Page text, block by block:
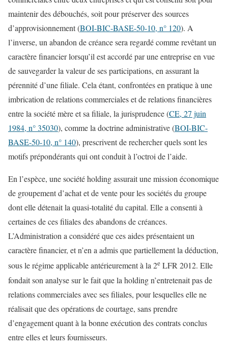
maintenir des débouchés, soit pour préserver des sources
d’approvisionnement (BOI-BIC-BASE-50-10, n° 120). A
l’inverse, un abandon de créance sera regardé comme revêtant un
caractère financier lorsqu’il est accordé par une entreprise en vue
de sauvegarder la valeur de ses participations, en assurant la
pérennité d’une filiale. Cela étant, confrontées en pratique à une
imbrication de relations commerciales et de relations financières
entre la société mère et sa filiale, la jurisprudence (CE, 27 juin
1984, n° 35030), comme la doctrine administrative (BOI-BIC-
BASE-50-10, n° 140), prescrivent de rechercher quels sont les
motifs prépondérants qui ont conduit à l’octroi de l’aide.
En l’espèce, une société holding assurait une mission économique
de groupement d’achat et de vente pour les sociétés du groupe
dont elle détenait la quasi-totalité du capital. Elle a consenti à
certaines de ces filiales des abandons de créances.
L’Administration a considéré que ces aides présentaient un
caractère financier, et n’en a admis que partiellement la déduction,
sous le régime applicable antérieurement à la 2e LFR 2012. Elle
fondait son analyse sur le fait que la holding n’entretenait pas de
relations commerciales avec ses filiales, pour lesquelles elle ne
réalisait que des opérations de courtage, sans prendre
d’engagement quant à la bonne exécution des contrats conclus
entre elles et leurs fournisseurs.